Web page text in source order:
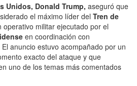
Unidos, Donald Trump, aseguró que
el máximo líder del Tren de
operativo militar ejecutado por el
en coordinación con
anuncio estuvo acompañado por un
exacto del ataque y que
uno de los temas más comentados